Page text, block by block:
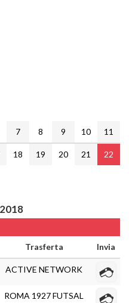
7 8 9 10 11
18 19 20 21
22
Trasferta Invia
ACTIVE NETWORK
ROMA 1927 FUTSAL